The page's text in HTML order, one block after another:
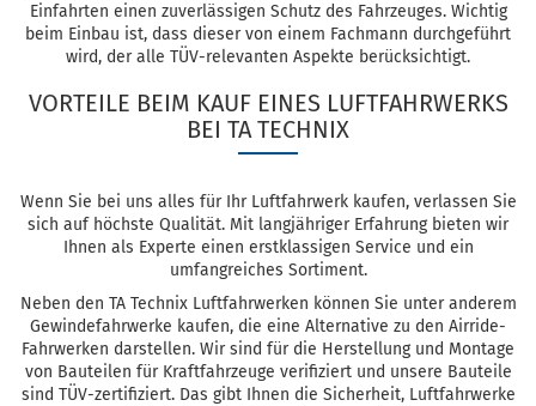
Einfahrten einen zuverlässigen Schutz des Fahrzeuges. Wichtig
beim Einbau ist, dass dieser von einem Fachmann durchgeführt
wird, der alle TÜV-relevanten Aspekte berücksichtigt.
VORTEILE BEIM KAUF EINES LUFTFAHRWERKS
BEI TA TECHNIX
Wenn Sie bei uns alles für Ihr Luftfahrwerk kaufen, verlassen Sie
sich auf höchste Qualität. Mit langjähriger Erfahrung bieten wir
Ihnen als Experte einen erstklassigen Service und ein
umfangreiches Sortiment.
Neben den TA Technix Luftfahrwerken können Sie unter anderem
Gewindefahrwerke kaufen, die eine Alternative zu den Airride-
Fahrwerken darstellen. Wir sind für die Herstellung und Montage
von Bauteilen für Kraftfahrzeuge verifiziert und unsere Bauteile
sind TÜV-zertifiziert. Das gibt Ihnen die Sicherheit, Luftfahrwerke